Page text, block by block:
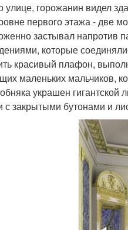
улице, горожанин видел
первого этажа - две
застывал напротив
которые
красивый плафон,
маленьких мальчиков,
украшен гигантской
с закрытыми бутонами и